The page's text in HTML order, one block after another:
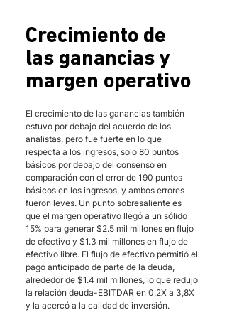
Crecimiento de
las ganancias y
margen operativo
El crecimiento de las ganancias también
estuvo por debajo del acuerdo de los
analistas, pero fue fuerte en lo que
respecta a los ingresos, solo 80 puntos
básicos por debajo del consenso en
comparación con el error de 190 puntos
básicos en los ingresos, y ambos errores
fueron leves. Un punto sobresaliente es
que el margen operativo llegó a un sólido
15% para generar $2.5 mil millones en flujo
de efectivo y $1.3 mil millones en flujo de
efectivo libre. El flujo de efectivo permitió el
pago anticipado de parte de la deuda,
alrededor de $1.4 mil millones, lo que redujo
la relación deuda-EBITDAR en 0,2X a 3,8X
y la acercó a la calidad de inversión.